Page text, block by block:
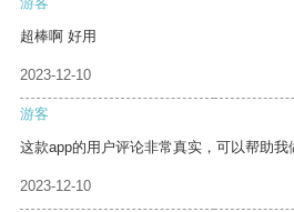
超棒啊 好用
2023-12-10
游客
这款app的用户评论非常真实，可以帮助我
2023-12-10